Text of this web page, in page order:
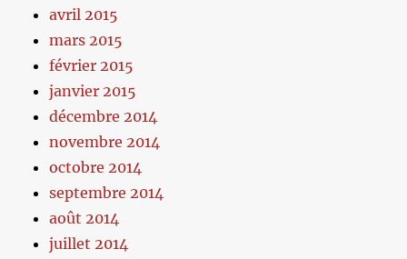
avril 2015
mars 2015
février 2015
janvier 2015
décembre 2014
novembre 2014
octobre 2014
septembre 2014
août 2014
juillet 2014